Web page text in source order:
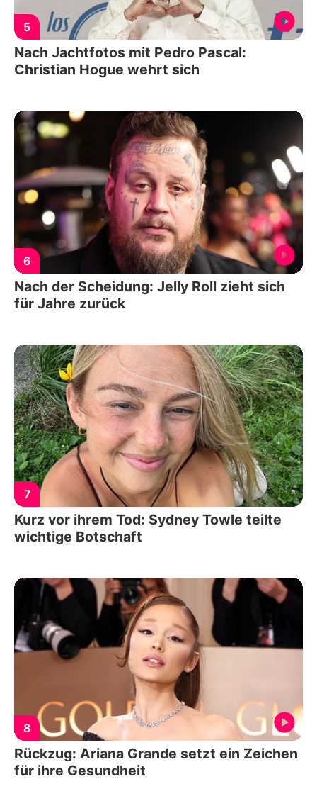
5
Nach Jachtfotos mit Pedro Pascal:
Christian Hogue wehrt sich
6
Nach der Scheidung: Jelly Roll zieht sich
für Jahre zurück
7
Kurz vor ihrem Tod: Sydney Towle teilte
wichtige Botschaft
8
Rückzug: Ariana Grande setzt ein Zeichen
für ihre Gesundheit